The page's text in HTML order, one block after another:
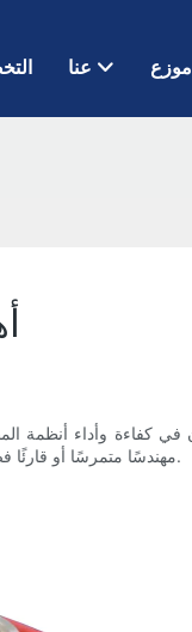
عنا موزع
في كفاءة وأداء
مهندسًا متمرسًا أو قارئًا فضوليًا، ستوفر لك هذه المقالة رؤى قيمة حول تحسين أداء المضخة. دعونا نستكشف الدور الحاسم الذي تلعبه بطانات الحلزون معًا.